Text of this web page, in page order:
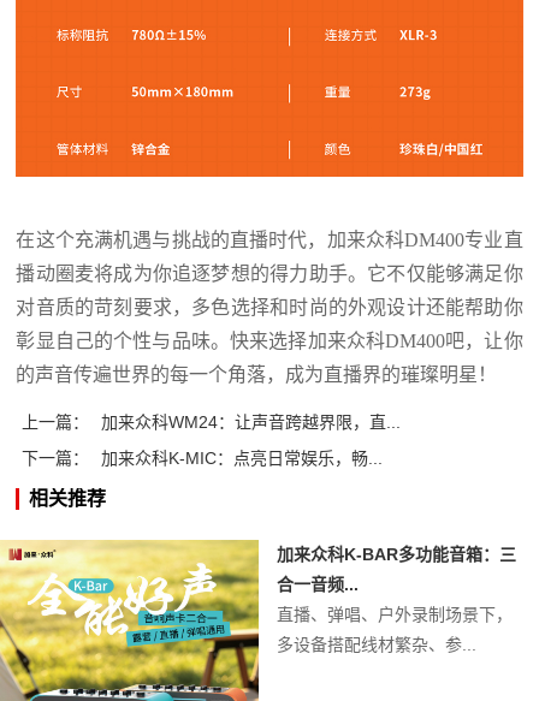
在这个充满机遇与挑战的直播时代，加来众科DM400专业直
播动圈麦将成为你追逐梦想的得力助手。它不仅能够满足你
对音质的苛刻要求， 多色选择和时尚的外观设计还能帮助你
彰显 自己的个性与品味。 快来选择加来众科DM400吧，让你
的声音传遍世界的每一个角落，成为直播界的璀璨明星！
上一篇：
加来众科WM24：让声音跨越界限，直...
下一篇：
加来众科K-MIC：点亮日常娱乐，畅...
相关推荐
加来众科K-BAR多功能音箱：三
合一音频...
直播、弹唱、户外录制场景下，
多设备搭配线材繁杂、参...